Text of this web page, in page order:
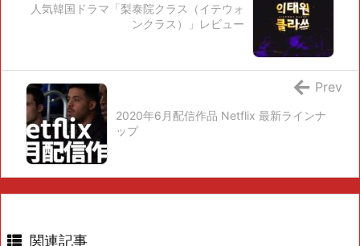
人気韓国ドラマ「梨泰院クラス（イテウォ
ンクラス）」レビュー
2020年6月配信作品 Netflix 最新ラインナ
ップ
Prev
関連記事